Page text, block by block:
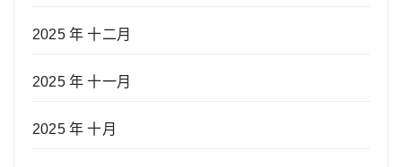
2025 年 十二月
2025 年 十一月
2025 年 十月